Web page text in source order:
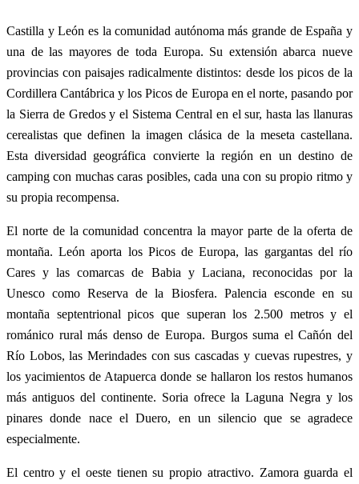
Castilla y León es la comunidad autónoma más grande de España y
una de las mayores de toda Europa. Su extensión abarca nueve
provincias con paisajes radicalmente distintos: desde los picos de la
Cordillera Cantábrica y los Picos de Europa en el norte, pasando por
la Sierra de Gredos y el Sistema Central en el sur, hasta las llanuras
cerealistas que definen la imagen clásica de la meseta castellana.
Esta diversidad geográfica convierte la región en un destino de
camping con muchas caras posibles, cada una con su propio ritmo y
su propia recompensa.
El norte de la comunidad concentra la mayor parte de la oferta de
montaña. León aporta los Picos de Europa, las gargantas del río
Cares y las comarcas de Babia y Laciana, reconocidas por la
Unesco como Reserva de la Biosfera. Palencia esconde en su
montaña septentrional picos que superan los 2.500 metros y el
románico rural más denso de Europa. Burgos suma el Cañón del
Río Lobos, las Merindades con sus cascadas y cuevas rupestres, y
los yacimientos de Atapuerca donde se hallaron los restos humanos
más antiguos del continente. Soria ofrece la Laguna Negra y los
pinares donde nace el Duero, en un silencio que se agradece
especialmente.
El centro y el oeste tienen su propio atractivo. Zamora guarda el